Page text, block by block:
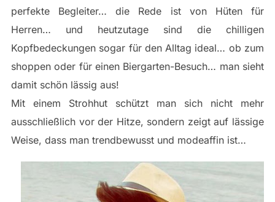
perfekte Begleiter… die Rede ist von Hüten für
Herren… und heutzutage sind die chilligen
Kopfbedeckungen sogar für den Alltag ideal… ob zum
shoppen oder für einen Biergarten-Besuch… man sieht
damit schön lässig aus!
Mit einem Strohhut schützt man sich nicht mehr
ausschließlich vor der Hitze, sondern zeigt auf lässige
Weise, dass man trendbewusst und modeaffin ist…